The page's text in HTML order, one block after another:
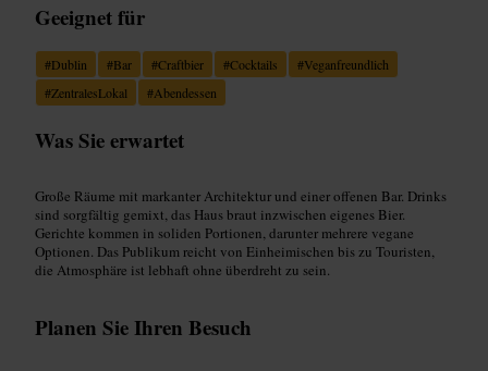
Geeignet für
#Dublin #Bar #Craftbier #Cocktails #Veganfreundlich
#ZentralesLokal #Abendessen
Was Sie erwartet
Große Räume mit markanter Architektur und einer offenen Bar. Drinks
sind sorgfältig gemixt, das Haus braut inzwischen eigenes Bier.
Gerichte kommen in soliden Portionen, darunter mehrere vegane
Optionen. Das Publikum reicht von Einheimischen bis zu Touristen,
die Atmosphäre ist lebhaft ohne überdreht zu sein.
Planen Sie Ihren Besuch